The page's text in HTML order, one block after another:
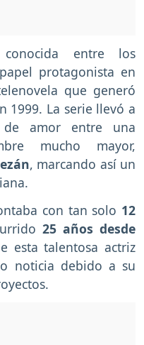
entre los
protagonista en
que generó
1999. La serie llevó a
amor entre una
mucho mayor,
, marcando así un
con tan solo 12
25 años desde
esta talentosa actriz
noticia debido a su